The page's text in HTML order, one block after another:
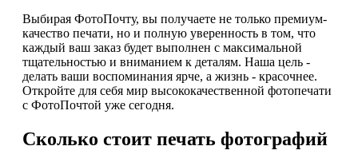
Выбирая ФотоПочту, вы получаете не только премиум-
качество печати, но и полную уверенность в том, что
каждый ваш заказ будет выполнен с максимальной
тщательностью и вниманием к деталям. Наша цель -
делать ваши воспоминания ярче, а жизнь - красочнее.
Откройте для себя мир высококачественной фотопечати
с ФотоПочтой уже сегодня.
Сколько стоит печать фотографий